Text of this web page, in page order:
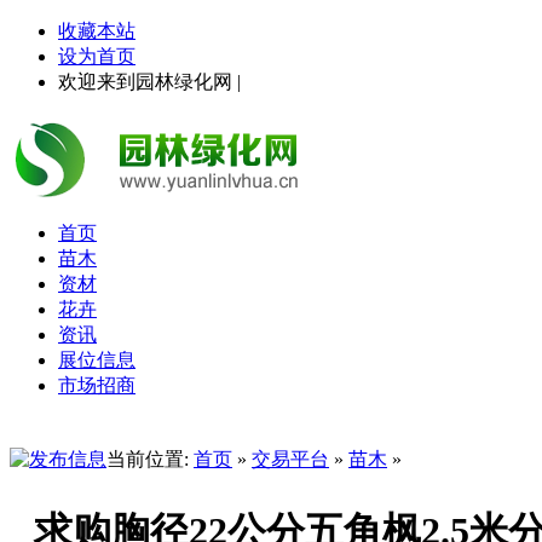
收藏本站
设为首页
欢迎来到园林绿化网 |
首页
苗木
资材
花卉
资讯
展位信息
市场招商
当前位置: 首页 » 交易平台 » 苗木 »
求购胸径22公分五角枫2.5米